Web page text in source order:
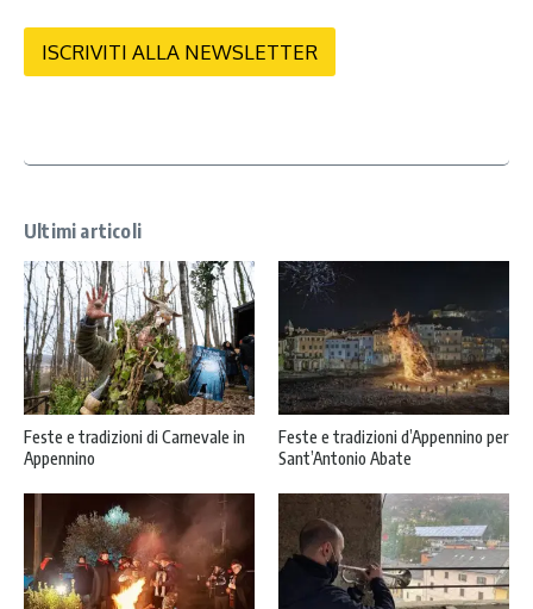
i
a
ISCRIVITI ALLA NEWSLETTER
Ultimi articoli
Feste e tradizioni di Carnevale in
Appennino
Feste e tradizioni d’Appennino per
Sant’Antonio Abate